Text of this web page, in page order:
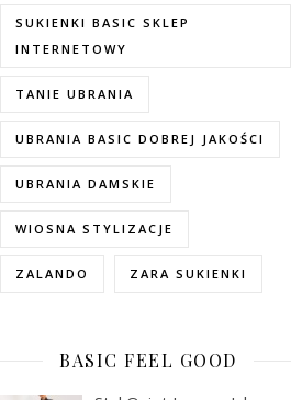
SUKIENKI BASIC SKLEP
INTERNETOWY
TANIE UBRANIA
UBRANIA BASIC DOBREJ JAKOŚCI
UBRANIA DAMSKIE
WIOSNA STYLIZACJE
ZALANDO ZARA SUKIENKI
BASIC FEEL GOOD